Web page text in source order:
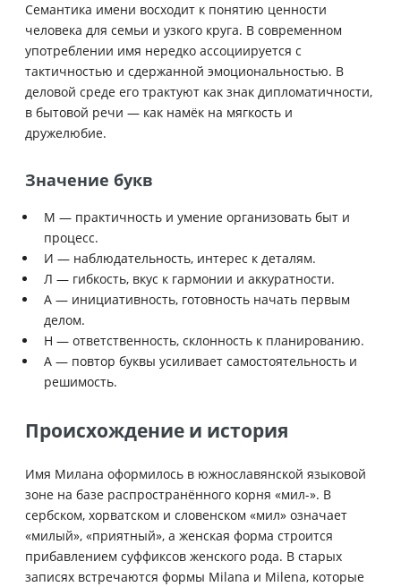
Семантика имени восходит к понятию ценности
человека для семьи и узкого круга. В современном
употреблении имя нередко ассоциируется с
тактичностью и сдержанной эмоциональностью. В
деловой среде его трактуют как знак дипломатичности,
в бытовой речи — как намёк на мягкость и
дружелюбие.
Значение букв
М — практичность и умение организовать быт и
процесс.
И — наблюдательность, интерес к деталям.
Л — гибкость, вкус к гармонии и аккуратности.
А — инициативность, готовность начать первым
делом.
Н — ответственность, склонность к планированию.
А — повтор буквы усиливает самостоятельность и
решимость.
Происхождение и история
Имя Милана оформилось в южнославянской языковой
зоне на базе распространённого корня «мил-». В
сербском, хорватском и словенском «мил» означает
«милый», «приятный», а женская форма строится
прибавлением суффиксов женского рода. В старых
записях встречаются формы Milana и Milena, которые